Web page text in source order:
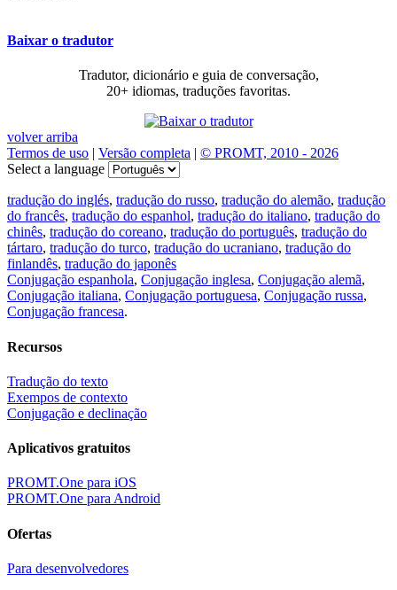
Baixar o tradutor
Tradutor, dicionário e guia de conversação,
20+ idiomas, traduções favoritas.
volver arriba
Termos de uso | Versão completa | © PROMT, 2010 - 2026
Select a language
tradução do inglés, tradução do russo, tradução do alemão, tradução
do francês, tradução do espanhol, tradução do italiano, tradução do
chinês, tradução do coreano, tradução do português, tradução do
tártaro, tradução do turco, tradução do ucraniano, tradução do
finlandês, tradução do japonês
Conjugação espanhola, Conjugação inglesa, Conjugação alemã,
Conjugação italiana, Conjugação portuguesa, Conjugação russa,
Conjugação francesa.
Recursos
Tradução do texto
Exempos de contexto
Conjugação e declinação
Aplicativos gratuitos
PROMT.One para iOS
PROMT.One para Android
Ofertas
Para desenvolvedores